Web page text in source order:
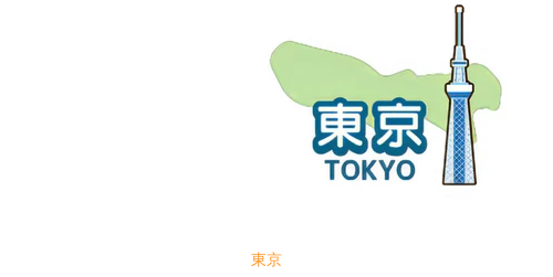
タッフ手配経費） ＜補助金額・補助率
＞ 上限額：500万円（2/3以内） ＜応募
期間＞ 令和8年5月12日(火)～令和8年7
月15日(水) WIN!への補助金相談はこち
ら 補助金の詳しい内容は公式サイトへ
東京